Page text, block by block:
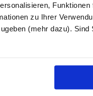
zu Ihrer
(mehr dazu).